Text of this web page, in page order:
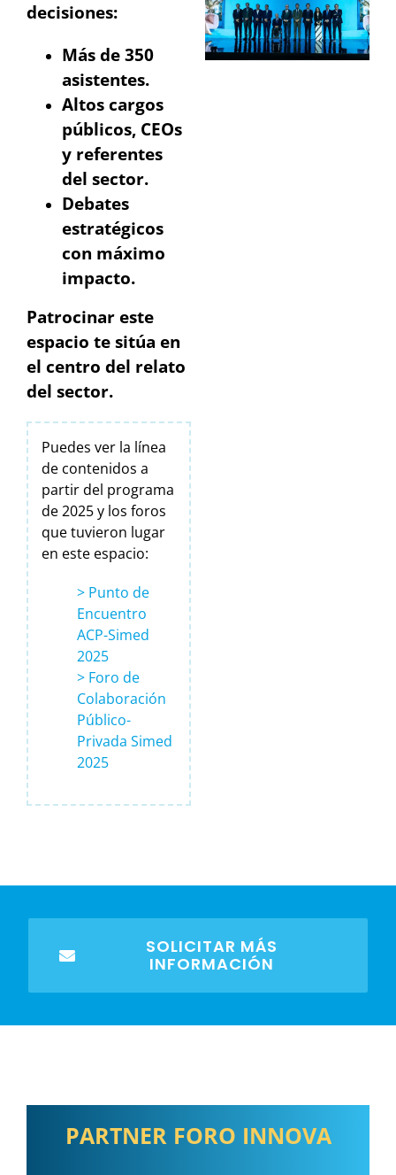
decisiones:
Más de 350
asistentes.
Altos cargos
públicos, CEOs
y referentes
del sector.
Debates
estratégicos
con máximo
impacto.
Patrocinar este
espacio te sitúa en
el centro del relato
del sector.
Puedes ver la línea
de contenidos a
partir del programa
de 2025 y los foros
que tuvieron lugar
en este espacio:
> Punto de
Encuentro
ACP-Simed
2025
> Foro de
Colaboración
Público-
Privada Simed
2025
SOLICITAR MÁS
INFORMACIÓN
PARTNER FORO INNOVA